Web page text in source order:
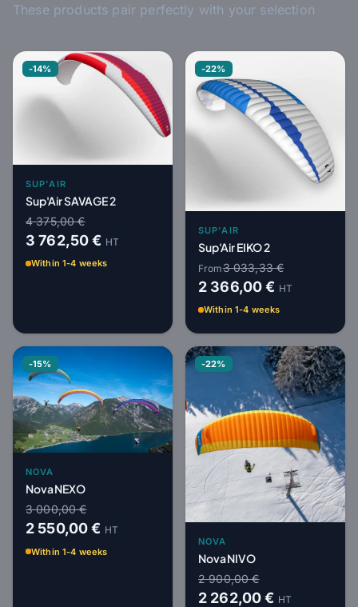
These products pair perfectly with your selection
-14%
SUP'AIR
Sup'Air SAVAGE 2
4 375,00 €
3 762,50 € HT
Within 1-4 weeks
-22%
SUP'AIR
Sup'Air EIKO 2
From3 033,33 €
2 366,00 € HT
Within 1-4 weeks
-15%
NOVA
Nova NEXO
3 000,00 €
2 550,00 € HT
Within 1-4 weeks
-22%
NOVA
Nova NIVO
2 900,00 €
2 262,00 € HT